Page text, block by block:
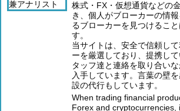
株式・FX・仮想通貨などの
き、個人がブローカーの情
るブローカーを見つけるこ
す。
当サイトは、安全で信頼し
ーを厳選しており、提携し
タッフ達と連絡を取り合い
入手しています。言葉の壁
設の代行もしています。
When trading financial
Forex and cryptocurrencies,